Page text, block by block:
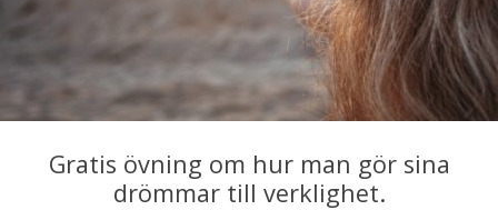
Gratis övning om hur man gör sina
drömmar till verklighet.